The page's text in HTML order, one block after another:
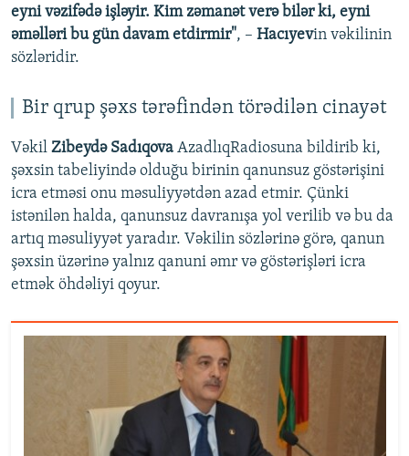
eyni vəzifədə işləyir. Kim zəmanət verə bilər ki, eyni
əməlləri bu gün davam etdirmir", – Hacıyevin vəkilinin
sözləridir.
Bir qrup şəxs tərəfindən törədilən cinayət
Vəkil Zibeydə Sadıqova AzadlıqRadiosuna bildirib ki,
şəxsin tabeliyində olduğu birinin qanunsuz göstərişini
icra etməsi onu məsuliyyətdən azad etmir. Çünki
istənilən halda, qanunsuz davranışa yol verilib və bu da
artıq məsuliyyət yaradır. Vəkilin sözlərinə görə, qanun
şəxsin üzərinə yalnız qanuni əmr və göstərişləri icra
etmək öhdəliyi qoyur.